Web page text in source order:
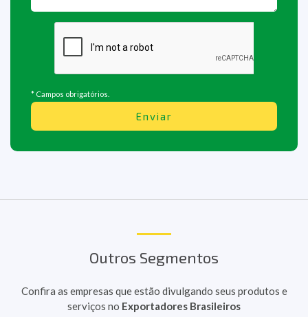
* Campos obrigatórios.
Enviar
Outros Segmentos
Confira as empresas que estão divulgando seus produtos e
serviços no Exportadores Brasileiros